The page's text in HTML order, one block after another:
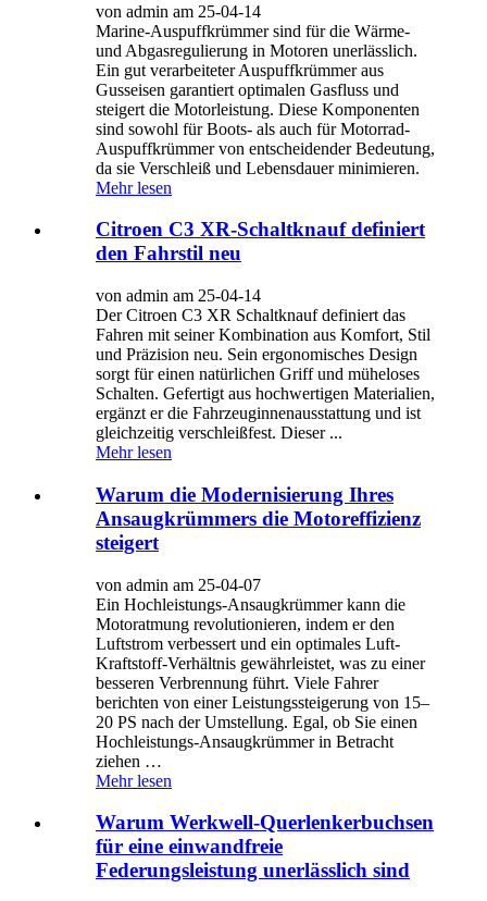
von admin am 25-04-14
Marine-Auspuffkrümmer sind für die Wärme-
und Abgasregulierung in Motoren unerlässlich.
Ein gut verarbeiteter Auspuffkrümmer aus
Gusseisen garantiert optimalen Gasfluss und
steigert die Motorleistung. Diese Komponenten
sind sowohl für Boots- als auch für Motorrad-
Auspuffkrümmer von entscheidender Bedeutung,
da sie Verschleiß und Lebensdauer minimieren.
Mehr lesen
Citroen C3 XR-Schaltknauf definiert
den Fahrstil neu
von admin am 25-04-14
Der Citroen C3 XR Schaltknauf definiert das
Fahren mit seiner Kombination aus Komfort, Stil
und Präzision neu. Sein ergonomisches Design
sorgt für einen natürlichen Griff und müheloses
Schalten. Gefertigt aus hochwertigen Materialien,
ergänzt er die Fahrzeuginnenausstattung und ist
gleichzeitig verschleißfest. Dieser ...
Mehr lesen
Warum die Modernisierung Ihres
Ansaugkrümmers die Motoreffizienz
steigert
von admin am 25-04-07
Ein Hochleistungs-Ansaugkrümmer kann die
Motoratmung revolutionieren, indem er den
Luftstrom verbessert und ein optimales Luft-
Kraftstoff-Verhältnis gewährleistet, was zu einer
besseren Verbrennung führt. Viele Fahrer
berichten von einer Leistungssteigerung von 15–
20 PS nach der Umstellung. Egal, ob Sie einen
Hochleistungs-Ansaugkrümmer in Betracht
ziehen …
Mehr lesen
Warum Werkwell-Querlenkerbuchsen
für eine einwandfreie
Federungsleistung unerlässlich sind